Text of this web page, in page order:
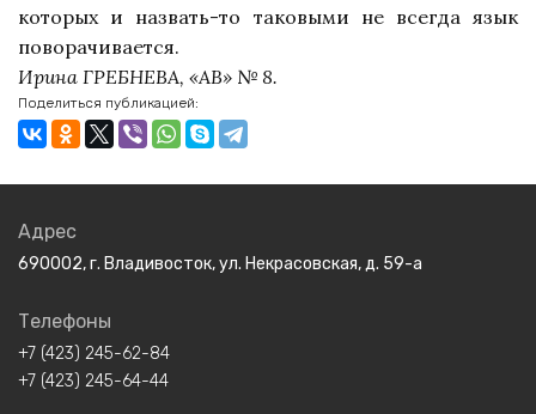
которых и назвать-то таковыми не всегда язык
поворачивается.
Ирина ГРЕБНЕВА, «АВ» № 8.
Поделиться публикацией:
Адрес
690002, г. Владивосток, ул. Некрасовская, д. 59-а
Телефоны
+7 (423) 245-62-84
+7 (423) 245-64-44